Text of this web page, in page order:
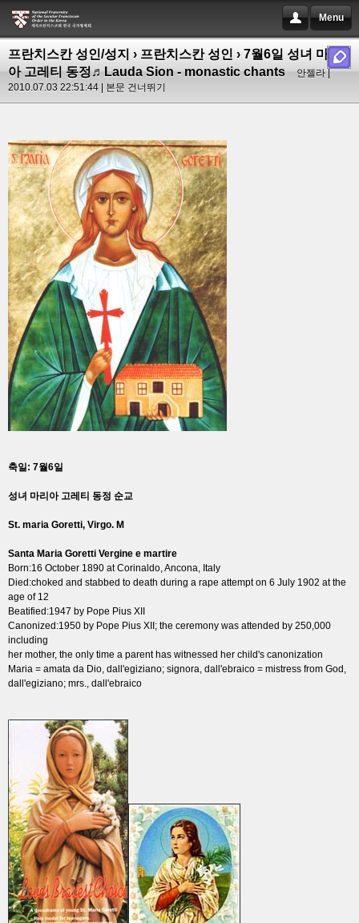
Menu
프란치스칸 성인/성지 › 프란치스칸 성인 › 7월6일 성녀 마리
아 고레티 동정♬Lauda Sion - monastic chants
안젤라 |
2010.07.03 22:51:44 | 본문 건너뛰기
축일: 7월6일
성녀 마리아 고레티 동정 순교
St. maria Goretti, Virgo. M
Santa Maria Goretti Vergine e martire
Born:16 October 1890 at Corinaldo, Ancona, Italy
Died:choked and stabbed to death during a rape attempt on 6 July 1902 at the
age of 12
Beatified:1947 by Pope Pius XII
Canonized:1950 by Pope Pius XII; the ceremony was attended by 250,000
including
her mother, the only time a parent has witnessed her child's canonization
Maria = amata da Dio, dall'egiziano; signora, dall'ebraico = mistress from God,
dall'egiziano; mrs., dall'ebraico